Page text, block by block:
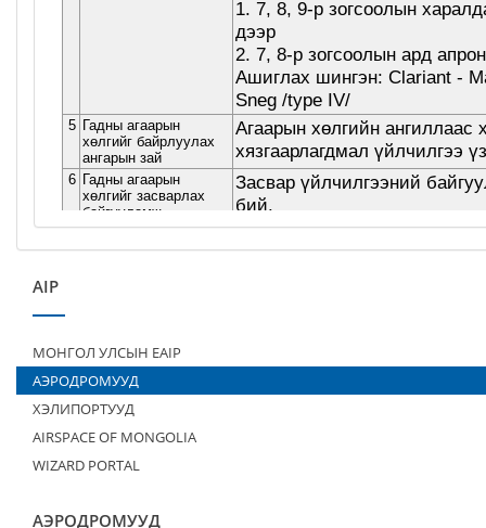
AIP
МОНГОЛ УЛСЫН EAIP
АЭРОДРОМУУД
ХЭЛИПОРТУУД
AIRSPACE OF MONGOLIA
WIZARD PORTAL
АЭРОДРОМУУД